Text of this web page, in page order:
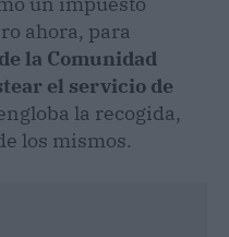
ahora, para
la Comunidad
el servicio de
la recogida,
los mismos.